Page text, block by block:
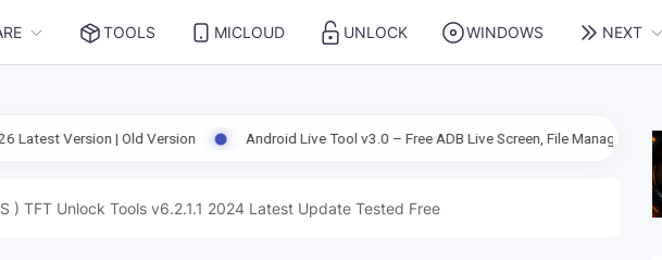
TOOLS MICLOUD UNLOCK WINDOWS NEXT
| Old Version Android Live Tool v3.0 – Free ADB Live Screen, File Manager & Device Management
) TFT Unlock Tools v6.2.1.1 2024 Latest Update Tested Free